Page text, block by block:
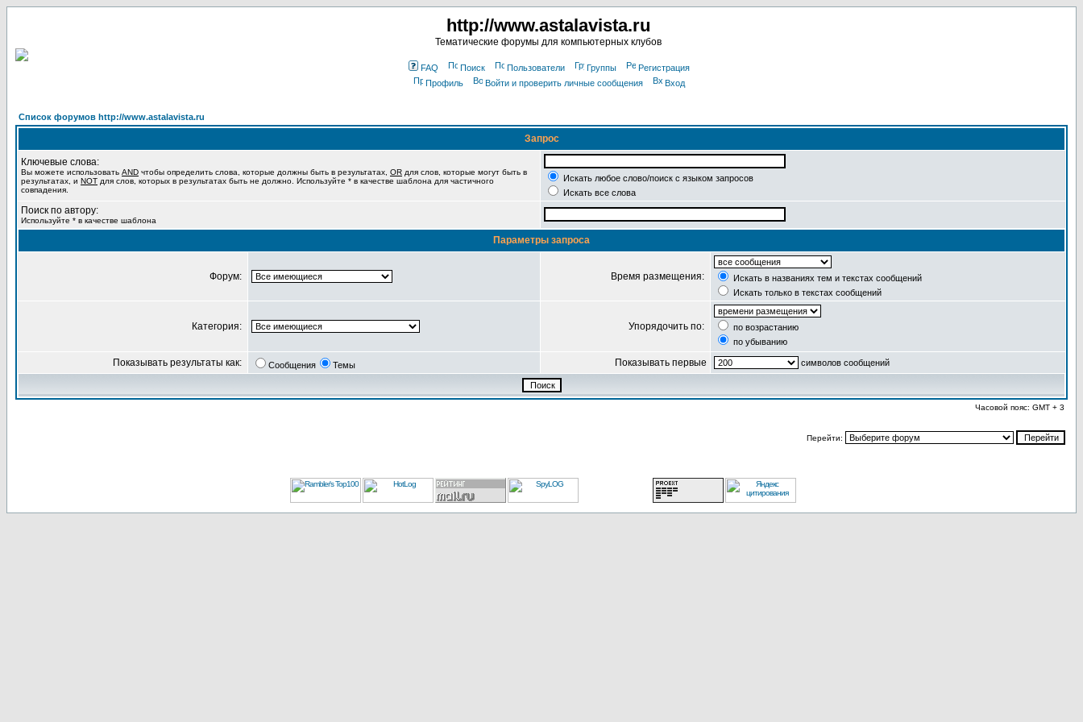
http://www.astalavista.ru
Тематические форумы для компьютерных клубов
FAQ Поиск Пользователи Группы
Регистрация
Профиль
Войти и проверить личные сообщения Вход
Список форумов http://www.astalavista.ru
Запрос
Ключевые слова:
Вы можете использовать AND чтобы определить слова, которые должны быть в результатах, OR для слов, которые могут быть в
результатах, и NOT для слов, которых в результатах быть не должно. Используйте * в качестве шаблона для частичного
совпадения.
Искать любое слово/поиск с языком запросов
Искать все слова
Поиск по автору:
Используйте * в качестве шаблона
Параметры запроса
Форум: Время размещения:
Искать в названиях тем и текстах сообщений
Искать только в текстах сообщений
Категория: Упорядочить по:
по возрастанию
по убыванию
Показывать результаты как: Сообщения Темы Показывать первые символов сообщений
Часовой пояс: GMT + 3
Перейти: